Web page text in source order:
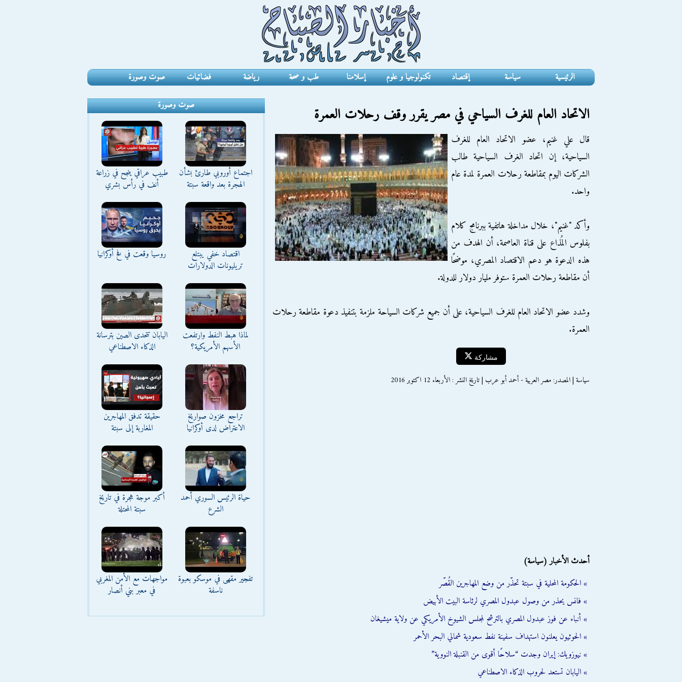
الرئيسية سياسة إقتصاد تكنولوجيا و علوم إسلامنا طب و صحة رياضة فضائيات صوت وصورة
الاتحاد العام للغرف السياحي في مصر يقرر وقف رحلات العمرة
قال علي غنيم، عضو الاتحاد العام للغرف
السياحية، إن اتحاد الغرف السياحية طالب
الشركات اليوم بمقاطعة رحلات العمرة لمدة عام
واحد.
وأكد "غنيم"، خلال مداخلة هاتفية ببرنامج كلام
بفلوس المُذاع على قناة العاصمة، أن الهدف من
هذه الدعوة هو دعم الاقتصاد المصري، موضحًا
أن مقاطعة رحلات العمرة ستوفر مليار دولار للدولة.
وشدد عضو الاتحاد العام للغرف السياحية، على أن جميع شركات السياحة ملزمة بتنفيذ دعوة مقاطعة رحلات
العمرة.
مشاركة
سياسة | المصدر: مصر العربية - أحمد أبو عرب | تاريخ النشر : الأربعاء 12 اكتوبر 2016
أحدث الأخبار (سياسة)
» الحكومة المحلية في سبتة تحذّر من وضع المهاجرين القُصّر
» فانس يحذر من وصول عبدول المصري لرئاسة البيت الأبيض
» أنباء عن فوز عبدول المصري بالترشح لمجلس الشيوخ الأمريكي عن ولاية ميشيغان
» الحوثيون يعلنون استهداف سفينة نفط سعودية شمالي البحر الأحمر
» نيوزويك: إيران وجدت “سلاحًا أقوى من القنبلة النووية”
» اليابان تستعد لحروب الذكاء الاصطناعي
صوت وصورة
اجتماع أوروبي طارئ بشأن
الهجرة بعد واقعة سبتة
طبيب عراقي ينجح في زراعة
أنف في رأس بشري
اقتصاد خفي يبتلع
تريليونات الدولارات
روسيا وقعت في فخ أوكرانيا
لماذا هبط النفط وارتفعت
الأسهم الأمريكية؟
اليابان تتحدى الصين بترسانة
الذكاء الاصطناعي
تراجع مخزون صواريخ
الاعتراض لدى أوكرانيا
حقيقة تدفق المهاجرين
المغاربة إلى سبتة
حياة الرئيس السوري أحمد
الشرع
أكبر موجة هجرة في تاريخ
سبتة المحتلة
تفجير مقهى في موسكو بعبوة
ناسفة
مواجهات مع الأمن المغربي
في معبر بني أنصار